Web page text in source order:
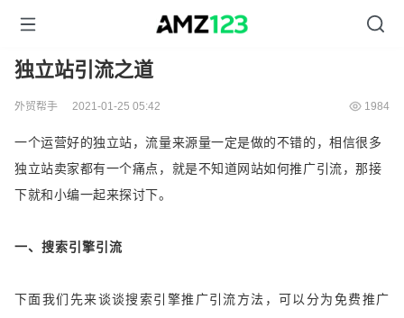
独立站引流之道
外贸帮手 2021-01-25 05:42 1984
一个运营好的独立站，流量来源量一定是做的不错的，相信很多
独立站卖家都有一个痛点，就是不知道网站如何推广引流，那接
下就和小编一起来探讨下。
一、搜索引擎引流
下面我们先来谈谈搜索引擎推广引流方法，可以分为免费推广